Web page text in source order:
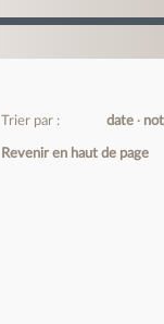
Trier par : date
Revenir en haut de page